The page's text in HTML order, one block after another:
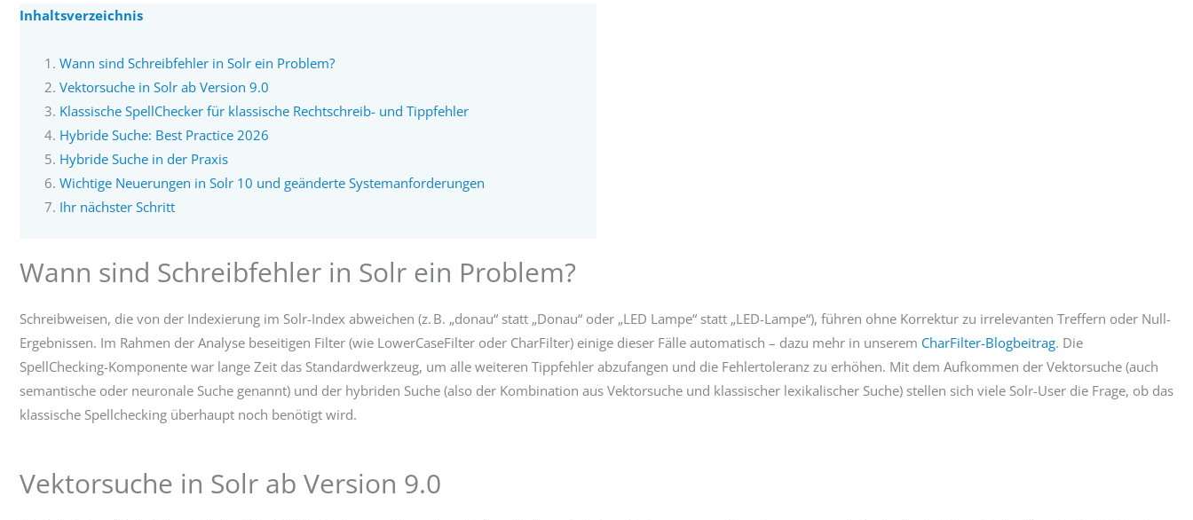
Inhaltsverzeichnis
Wann sind Schreibfehler in Solr ein Problem?
Vektorsuche in Solr ab Version 9.0
Klassische SpellChecker für klassische Rechtschreib- und Tippfehler
Hybride Suche: Best Practice 2026
Hybride Suche in der Praxis
Wichtige Neuerungen in Solr 10 und geänderte Systemanforderungen
Ihr nächster Schritt
Wann sind Schreibfehler in Solr ein Problem?
Schreibweisen, die von der Indexierung im Solr-Index abweichen (z. B. „donau“ statt „Donau“ oder „LED Lampe“ statt „LED-Lampe“), führen ohne Korrektur zu irrelevanten Treffern oder Null-
Ergebnissen. Im Rahmen der Analyse beseitigen Filter (wie LowerCaseFilter oder CharFilter) einige dieser Fälle automatisch – dazu mehr in unserem CharFilter-Blogbeitrag. Die
SpellChecking-Komponente war lange Zeit das Standardwerkzeug, um alle weiteren Tippfehler abzufangen und die Fehlertoleranz zu erhöhen. Mit dem Aufkommen der Vektorsuche (auch
semantische oder neuronale Suche genannt) und der hybriden Suche (also der Kombination aus Vektorsuche und klassischer lexikalischer Suche) stellen sich viele Solr-User die Frage, ob das
klassische Spellchecking überhaupt noch benötigt wird.
Vektorsuche in Solr ab Version 9.0